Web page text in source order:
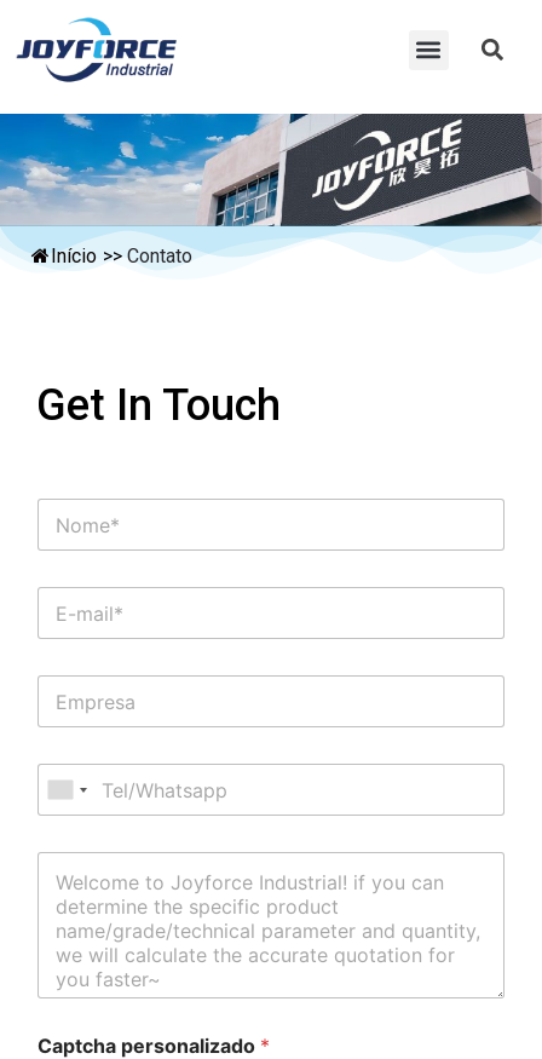
Início >> Contato
Get In Touch
Captcha personalizado *